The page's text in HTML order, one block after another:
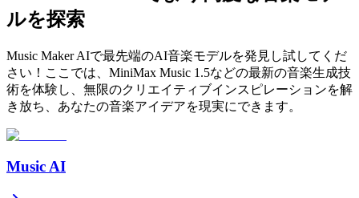
ルを探索
Music Maker AIで最先端のAI音楽モデルを発見し試してくだ
さい！ここでは、MiniMax Music 1.5などの最新の音楽生成技
術を体験し、無限のクリエイティブインスピレーションを解
き放ち、あなたの音楽アイデアを現実にできます。
Music AI